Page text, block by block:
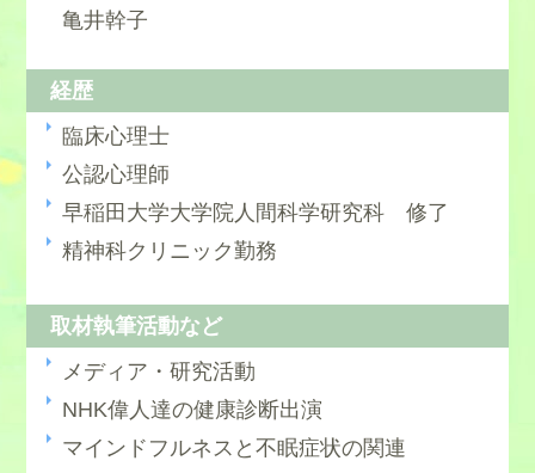
亀井幹子
経歴
臨床心理士
公認心理師
早稲田大学大学院人間科学研究科 修了
精神科クリニック勤務
取材執筆活動など
メディア・研究活動
NHK偉人達の健康診断出演
マインドフルネスと不眠症状の関連